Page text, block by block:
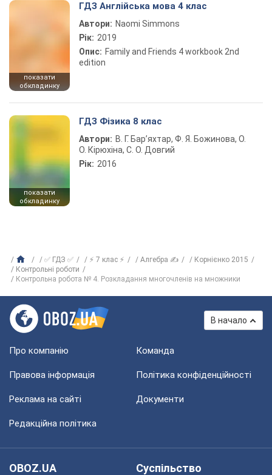
показати
обкладинку
ГДЗ Англійська мова 4 клас
Автори: Naomi Simmons
Рік: 2019
Опис: Family and Friends 4 workbook 2nd
edition
показати
обкладинку
ГДЗ Фізика 8 клас
Автори: В. Г. Бар’яхтар, Ф. Я. Божинова, О.
О. Кірюхіна, С. О. Довгий
Рік: 2016
✅ ГДЗ ✅ ⚡ 7 клас ⚡ Алгебра ✍
Корнієнко 2015
Контрольні роботи
Контрольна робота № 4. Розкладання многочленів на множники
В начало
Про компанію Команда
Правова інформація Політика конфіденційності
Реклама на сайті Документи
Редакційна політика
OBOZ.UA
Суспільство